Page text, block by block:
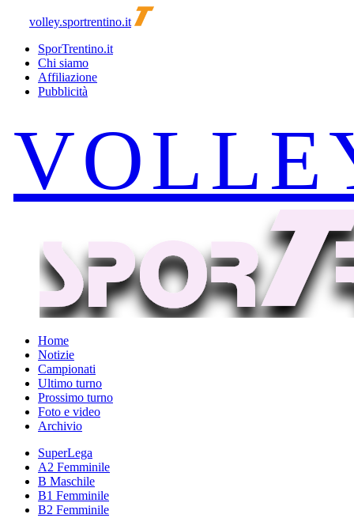
volley.sportrentino.it
SporTrentino.it
Chi siamo
Affiliazione
Pubblicità
Home
Notizie
Campionati
Ultimo turno
Prossimo turno
Foto e video
Archivio
SuperLega
A2 Femminile
B Maschile
B1 Femminile
B2 Femminile